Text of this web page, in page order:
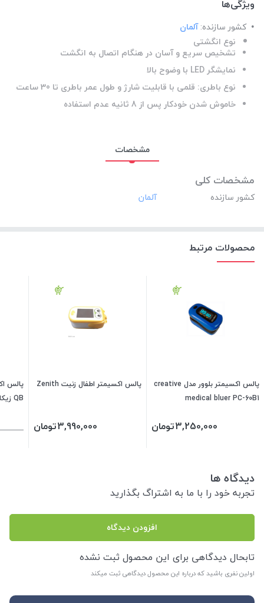
ویژگی‌ها
کشور سازنده: آلمان
نوع انگشتی
تشخیص سریع و آسان در هنگام اتصال به انگشت
نمایشگر LED با وضوح بالا
نوع باطری: قلمی با قابلیت شارژ و طول عمر باطری تا 30 ساعت
خاموش شدن خودکار پس از 8 ثانیه عدم استفاده
مشخصات
مشخصات کلی
کشور سازنده
محصولات مرتبط
پالس اکسیمتر بلوور مدل creative
medical bluer PC-60B1
3,250,000تومان
پالس اکسیمتر اطفال زنیت Zenith
3,990,000تومان
QB زیکلاس مد Zyklusmed
دیدگاه ها
تجربه خود را با ما به اشتراگ بگذارید
افزودن دیدگاه
تابحال دیدگاهی برای این محصول ثبت نشده
اولین نفری باشید که درباره این محصول دیدگاهی ثبت میکند